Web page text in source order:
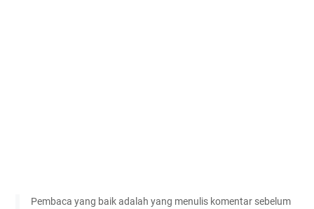
Pembaca yang baik adalah yang menulis komentar sebelum